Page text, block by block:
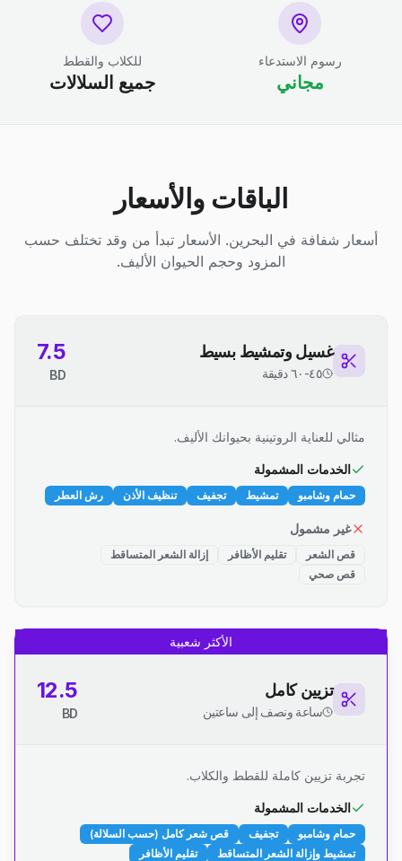
رسوم الاستدعاء
مجاني
للكلاب والقطط
جميع السلالات
الباقات والأسعار
أسعار شفافة في البحرين. الأسعار تبدأ من وقد تختلف حسب
المزود وحجم الحيوان الأليف.
غسيل وتمشيط بسيط
٤٥-٦٠ دقيقة
7.5
BD
مثالي للعناية الروتينية بحيوانك الأليف.
الخدمات المشمولة
حمام وشامبو تمشيط تجفيف تنظيف الأذن رش العطر
غير مشمول
قص الشعر تقليم الأظافر
إزالة الشعر المتساقط
قص صحي
الأكثر شعبية
تزيين كامل
ساعة ونصف إلى ساعتين
12.5
BD
تجربة تزيين كاملة للقطط والكلاب.
الخدمات المشمولة
حمام وشامبو تجفيف
قص شعر كامل (حسب السلالة)
تمشيط وإزالة الشعر المتساقط
تقليم الأظافر